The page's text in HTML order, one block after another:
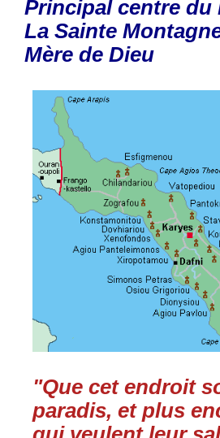
Principal centre
La Sainte
Mère de Dieu
"Que cet endroit
paradis, et plus